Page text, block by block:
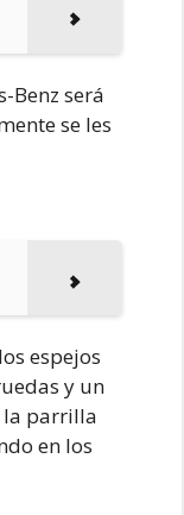
Benz será
se les
espejos
y un
la parrilla
en los